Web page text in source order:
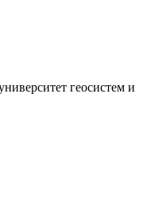
геосистем и